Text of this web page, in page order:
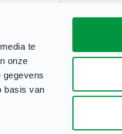
te
onze
basis van